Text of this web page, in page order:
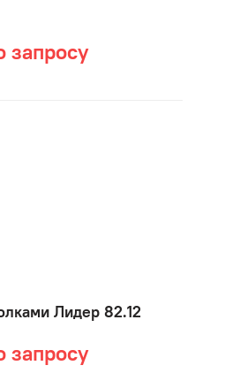
запросу
Лидер 82.12
запросу